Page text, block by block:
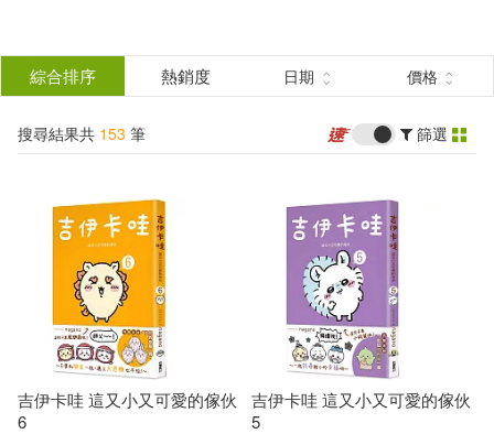
結
分類 (單選)
所有商品(153) 圖書(73)
影音(61)
3C(7) 電子書(9)
作者 (可複選)
nagano(14)
綜合排序 熱銷度 日期 價格
搜尋結果共 153 筆 篩選
吉伊卡哇 這又小又可愛的傢伙
6
吉伊卡哇 這又小又可愛的傢伙
5